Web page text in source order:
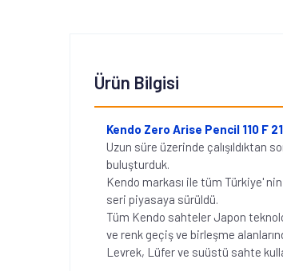
Ürün Bilgisi
Kendo Zero Arise Pencil 110 F
Uzun süre üzerinde
buluşturduk.
Kendo markası ile tüm Türkiye'
seri piyasaya sürüldü.
Tüm Kendo sahteler Japon
ve renk geçiş ve birleşme
Levrek, Lüfer ve suüstü sahte